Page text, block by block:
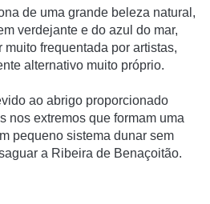
de uma grande beleza natural,
verdejante e do azul do mar,
frequentada por artistas,
alternativo muito próprio.
ao abrigo proporcionado
nos extremos que formam uma
pequeno sistema dunar sem
a Ribeira de Benaçoitão.